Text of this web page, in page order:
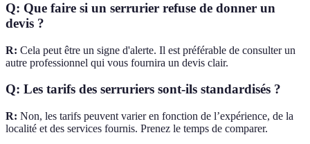
Q: Que faire si un serrurier refuse de donner un
devis ?
R: Cela peut être un signe d'alerte. Il est préférable de consulter un
autre professionnel qui vous fournira un devis clair.
Q: Les tarifs des serruriers sont-ils standardisés ?
R: Non, les tarifs peuvent varier en fonction de l’expérience, de la
localité et des services fournis. Prenez le temps de comparer.